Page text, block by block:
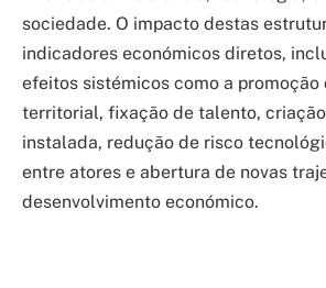
sociedade. O impacto destas
indicadores económicos diretos,
efeitos sistémicos como a promoção
territorial, fixação de talento,
instalada, redução de risco
entre atores e abertura de novas
desenvolvimento económico.